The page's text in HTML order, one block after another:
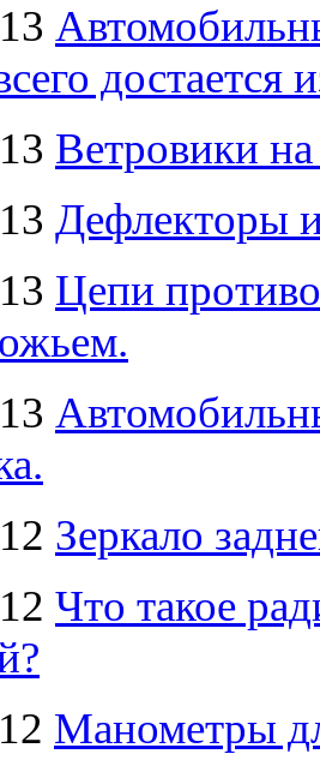
достается
Ветровики
Дефлекторы
Цепи
Зеркало
Что такое
Манометры